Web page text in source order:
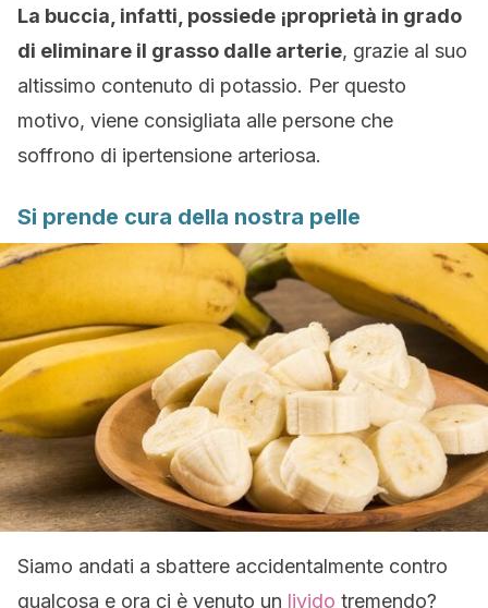
La buccia, infatti, possiede ¡proprietà in grado
di eliminare il grasso dalle arterie, grazie al suo
altissimo contenuto di potassio. Per questo
motivo, viene consigliata alle persone che
soffrono di ipertensione arteriosa.
Si prende cura della nostra pelle
Siamo andati a sbattere accidentalmente contro
qualcosa e ora ci è venuto un livido tremendo?